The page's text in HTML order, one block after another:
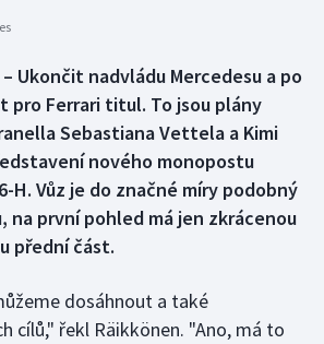
Ukončit nadvládu Mercedesu a po
pro Ferrari titul. To jsou plány
Sebastiana Vettela a Kimi
nového monopostu
H. Vůz je do značné míry podobný
na první pohled má jen zkrácenou
přední část.
dosáhnout a také
cílů," řekl Räikkönen. "Ano, má to